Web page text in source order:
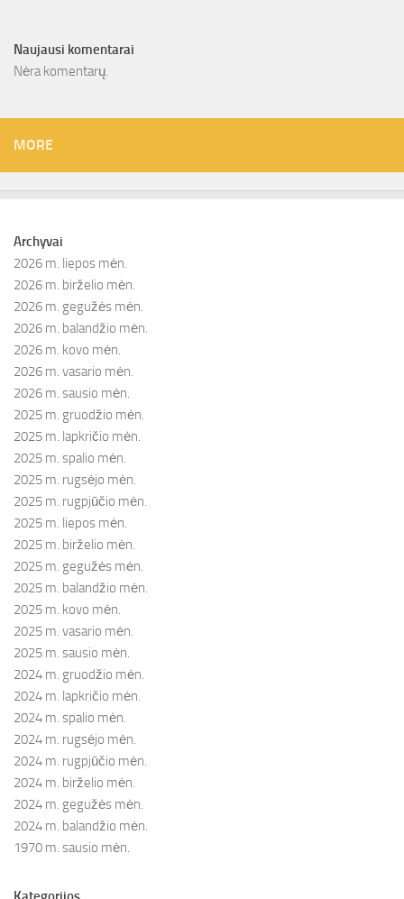
Naujausi komentarai
Nėra komentarų.
MORE
Archyvai
2026 m. liepos mėn.
2026 m. birželio mėn.
2026 m. gegužės mėn.
2026 m. balandžio mėn.
2026 m. kovo mėn.
2026 m. vasario mėn.
2026 m. sausio mėn.
2025 m. gruodžio mėn.
2025 m. lapkričio mėn.
2025 m. spalio mėn.
2025 m. rugsėjo mėn.
2025 m. rugpjūčio mėn.
2025 m. liepos mėn.
2025 m. birželio mėn.
2025 m. gegužės mėn.
2025 m. balandžio mėn.
2025 m. kovo mėn.
2025 m. vasario mėn.
2025 m. sausio mėn.
2024 m. gruodžio mėn.
2024 m. lapkričio mėn.
2024 m. spalio mėn.
2024 m. rugsėjo mėn.
2024 m. rugpjūčio mėn.
2024 m. birželio mėn.
2024 m. gegužės mėn.
2024 m. balandžio mėn.
1970 m. sausio mėn.